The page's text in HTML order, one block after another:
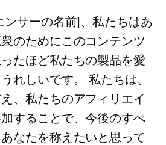
ンサーの名前]、私たちはあ
のためにこのコンテンツ
たほど私たちの製品を愛
れしいです。 私たちは、
、私たちのアフィリエイ
することで、今後のすべ
なたを称えたいと思って